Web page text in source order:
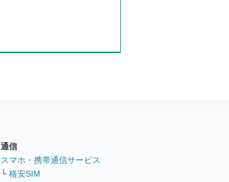
通信
スマホ・携帯通信サービス
└ 格安SIM